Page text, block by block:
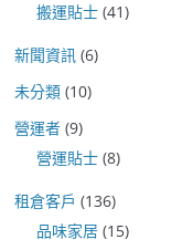
搬運貼士 (41)
新聞資訊 (6)
未分類 (10)
營運者 (9)
營運貼士 (8)
租倉客戶 (136)
品味家居 (15)